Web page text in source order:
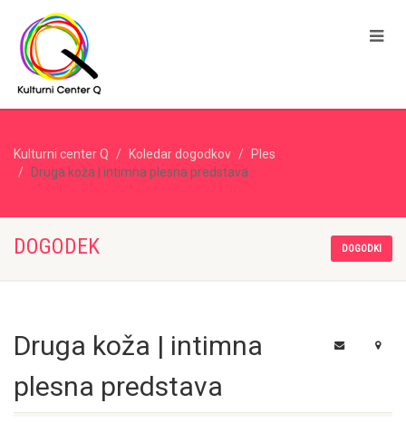
Kulturni center Q Koledar dogodkov
Ples
Druga koža | intimna plesna predstava
DOGODEK DOGODKI
Druga koža | intimna
plesna predstava